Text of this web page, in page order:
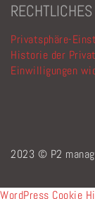
RECHTLICHES
Privatsphäre-
Historie der
Einwilligungen
2023 © P2
WordPress Cookie